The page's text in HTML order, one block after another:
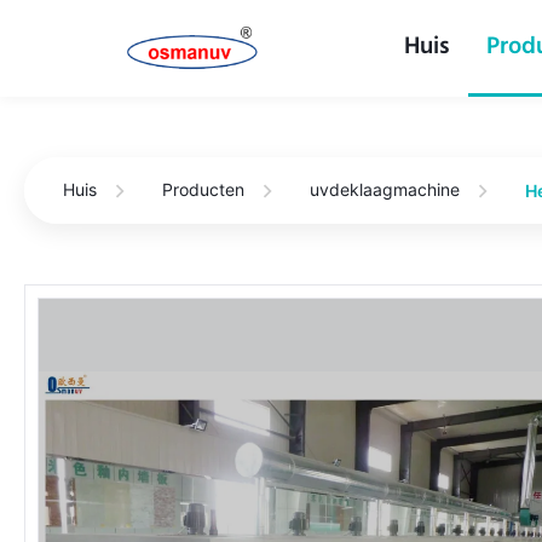
Huis
Huis Producten uvdeklaagmachine